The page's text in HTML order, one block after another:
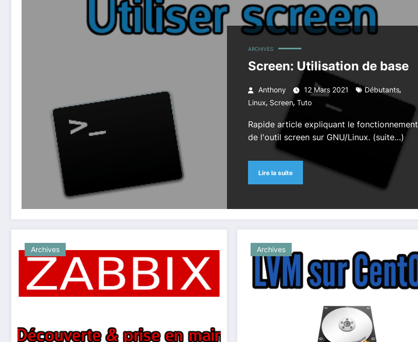
ARCHIVES
Screen: Utilisation de base
Anthony 12 Mars 2021 Débutants,
Linux, Screen, Tuto
Rapide article expliquant le fonctionnement
de l'outil screen sur GNU/Linux. (suite…)
Lire la suite
Archives Archives